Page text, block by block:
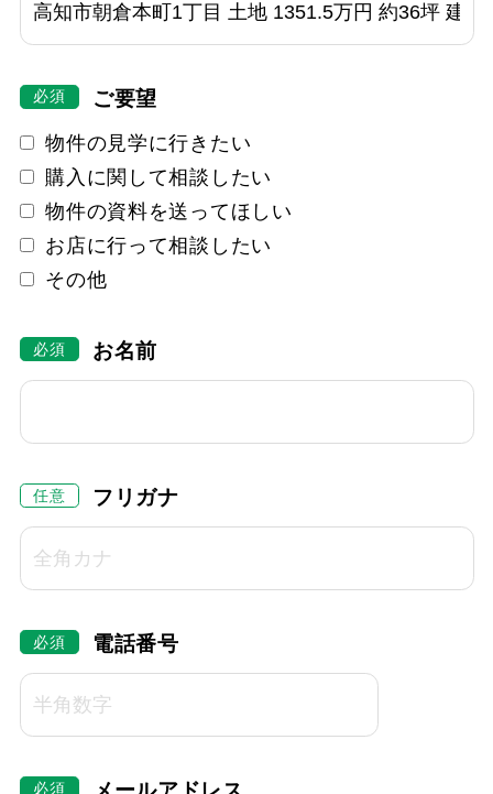
ご要望
物件の見学に行きたい
購入に関して相談したい
物件の資料を送ってほしい
お店に行って相談したい
その他
お名前
フリガナ
電話番号